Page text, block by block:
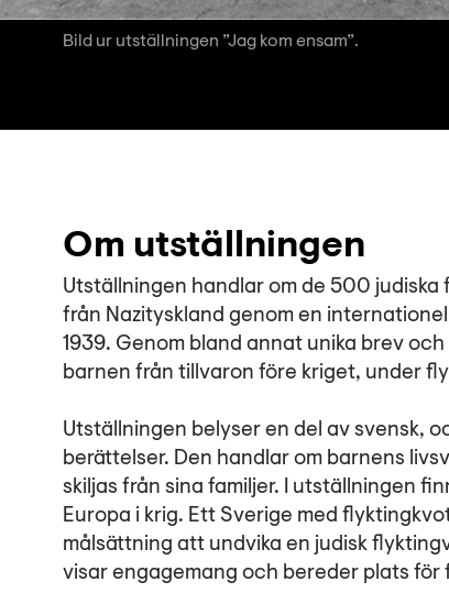
Bild ur utställningen ”Jag kom ensam”.
Om utställningen
Utställningen handlar om de 500 judiska
från Nazityskland genom en
1939. Genom bland annat unika brev
barnen från tillvaron före kriget, under
Utställningen belyser en del av svensk,
berättelser. Den handlar om barnens
skiljas från sina familjer. I utställningen
Europa i krig. Ett Sverige med
målsättning att undvika en judisk
visar engagemang och bereder plats för